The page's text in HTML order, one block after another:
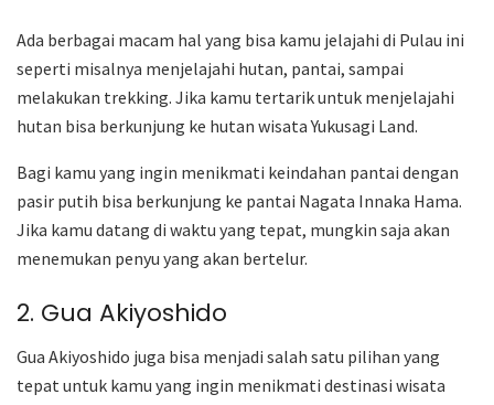
Ada berbagai macam hal yang bisa kamu jelajahi di Pulau ini
seperti misalnya menjelajahi hutan, pantai, sampai
melakukan trekking. Jika kamu tertarik untuk menjelajahi
hutan bisa berkunjung ke hutan wisata Yukusagi Land.
Bagi kamu yang ingin menikmati keindahan pantai dengan
pasir putih bisa berkunjung ke pantai Nagata Innaka Hama.
Jika kamu datang di waktu yang tepat, mungkin saja akan
menemukan penyu yang akan bertelur.
2. Gua Akiyoshido
Gua Akiyoshido juga bisa menjadi salah satu pilihan yang
tepat untuk kamu yang ingin menikmati destinasi wisata